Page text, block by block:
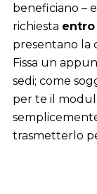
beneficiano –
richiesta entro
presentano la
Fissa un
sedi; come
per te il
trasmetterlo